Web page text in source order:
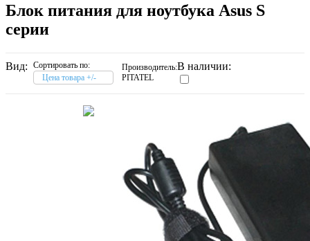
Блок питания для ноутбука Asus S
серии
Вид:
Сортировать по:
Цена товара +/-
Производитель:
PITATEL
В наличии: